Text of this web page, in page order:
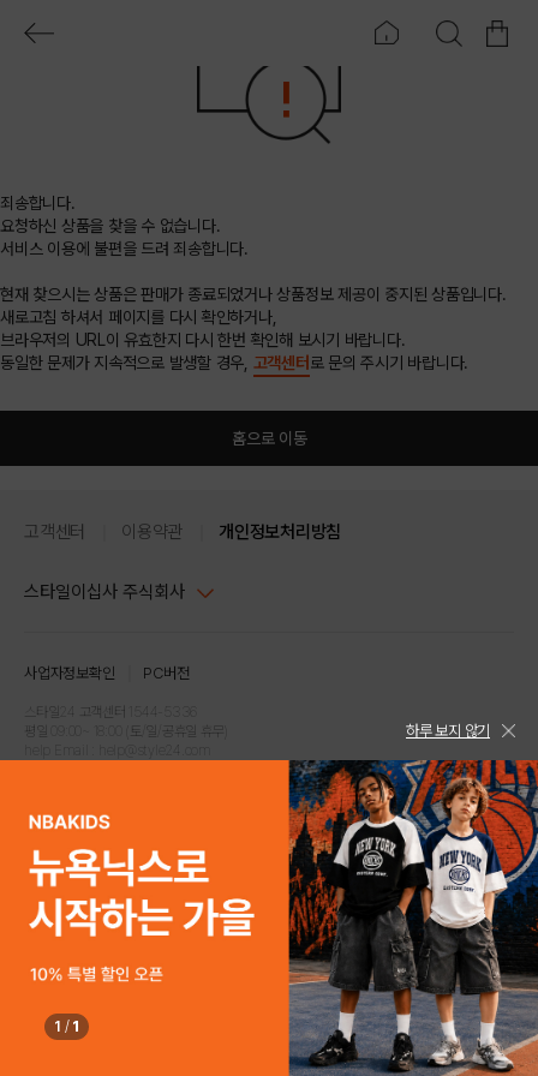
죄송합니다.
요청하신 상품을 찾을 수 없습니다.
서비스 이용에 불편을 드려 죄송합니다.
현재 찾으시는 상품은 판매가 종료되었거나 상품정보 제공이 중지된 상품입니다.
새로고침 하셔서 페이지를 다시 확인하거나,
브라우저의 URL이 유효한지 다시 한번 확인해 보시기 바랍니다.
동일한 문제가 지속적으로 발생할 경우, 고객센터 로 문의 주시기 바랍니다.
홈으로 이동
고객센터 이용약관 개인정보처리방침
스타일이십사 주식회사
주소 : 서울시 강남구 논현로 633, 6층 (논현동, 한세엠케이빌딩)
사업자등록번호 : 116-81-32499
통신판매업신고번호 : 제 2024-서울강남-04239
고객센터 1544-5336(평일 09:00~ 18:00 토/일/공휴일 휴무)
사업자정보확인 PC버전
스타일24 고객센터 1544-5336
평일 09:00~ 18:00 (토/일/공휴일 휴무)
COPYRIGHTⓒ2021 STYLE24 ALL RIGHTS RESERVED.
하루 보지 않기
1 / 1